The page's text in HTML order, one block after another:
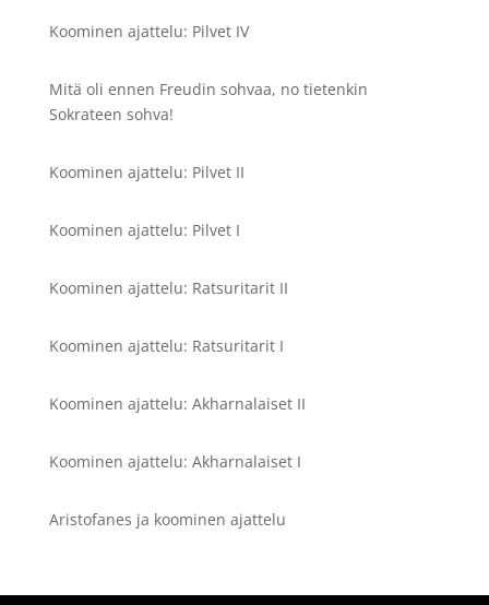
Koominen ajattelu: Pilvet IV
Mitä oli ennen Freudin sohvaa, no tietenkin
Sokrateen sohva!
Koominen ajattelu: Pilvet II
Koominen ajattelu: Pilvet I
Koominen ajattelu: Ratsuritarit II
Koominen ajattelu: Ratsuritarit I
Koominen ajattelu: Akharnalaiset II
Koominen ajattelu: Akharnalaiset I
Aristofanes ja koominen ajattelu